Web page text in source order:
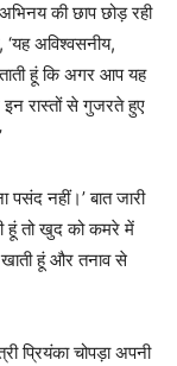
की छाप छोड़ रही
अविश्वसनीय,
हूं कि अगर आप यह
रास्तों से गुजरते हुए
नहीं।’ बात जारी
हूं तो खुद को कमरे में
हूं और तनाव से
प्रियंका चोपड़ा अपनी